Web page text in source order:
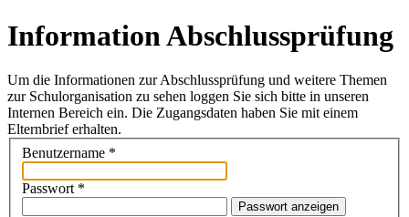
Information Abschlussprüfung
Um die Informationen zur Abschlussprüfung und weitere Themen
zur Schulorganisation zu sehen loggen Sie sich bitte in unseren
Internen Bereich ein. Die Zugangsdaten haben Sie mit einem
Elternbrief erhalten.
Benutzername *
Passwort *
Passwort anzeigen